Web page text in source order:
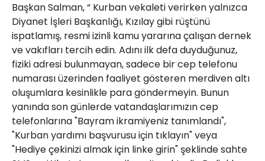
​Başkan Salman, “ Kurban vekaleti verirken yalnızca
Diyanet İşleri Başkanlığı, Kızılay gibi rüştünü
ispatlamış, resmi izinli kamu yararına çalışan dernek
ve vakıfları tercih edin. Adını ilk defa duyduğunuz,
fiziki adresi bulunmayan, sadece bir cep telefonu
numarası üzerinden faaliyet gösteren merdiven altı
oluşumlara kesinlikle para göndermeyin. Bunun
yanında son günlerde vatandaşlarımızın cep
telefonlarına "Bayram ikramiyeniz tanımlandı",
"Kurban yardımı başvurusu için tıklayın" veya
"Hediye çekinizi almak için linke girin" şeklinde sahte